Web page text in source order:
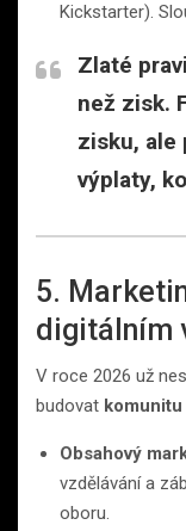
Kickstarter).
Zlaté
než zisk.
zisku, ale
výplaty,
5.
digitálním
V roce 2026 už
budovat komunitu
Obsahový
vzdělávání a
oboru.